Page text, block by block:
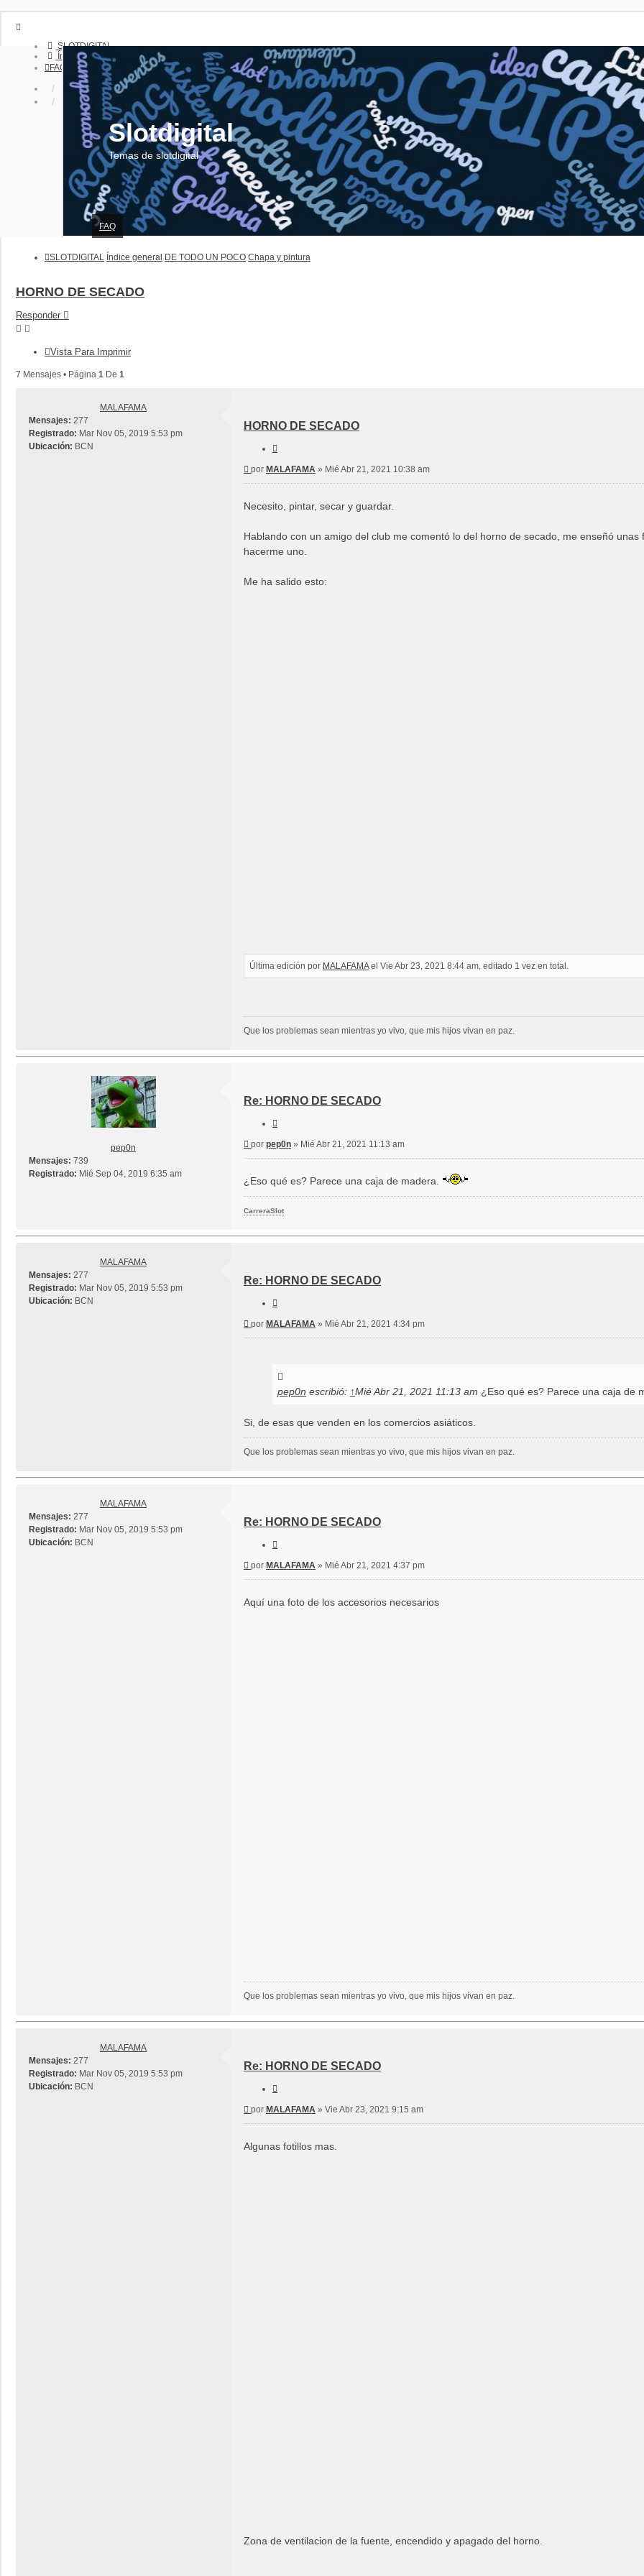
SLOTDIGITAL
Índice general
FAQ
Identificarse
Registrarse
Slotdigital
Temas de slotdigital
FAQ
SLOTDIGITAL Índice general DE TODO UN POCO Chapa y pintura
HORNO DE SECADO
Responder
Vista Para Imprimir
7 Mensajes • Página 1 De 1
MALAFAMA
Mensajes: 277
Registrado: Mar Nov 05, 2019 5:53 pm
Ubicación: BCN
HORNO DE SECADO
Mensaje
por MALAFAMA » Mié Abr 21, 2021 10:38 am
Necesito, pintar, secar y guardar.
Hablando con un amigo del club me comentó lo del horno de secado, me enseñó
hacerme uno.
Me ha salido esto:
Última edición por MALAFAMAel Vie Abr 23, 2021 8:44 am, editado 1 vez en total.
Que los problemas sean mientras yo vivo, que mis hijos vivan en paz.
pep0n
Mensajes: 739
Registrado: Mié Sep 04, 2019 6:35 am
Re: HORNO DE SECADO
Mensaje
por pep0n » Mié Abr 21, 2021 11:13 am
¿Eso qué es? Parece una caja de madera.
CarreraSlot
MALAFAMA
Mensajes: 277
Registrado: Mar Nov 05, 2019 5:53 pm
Ubicación: BCN
Re: HORNO DE SECADO
Mensaje
por MALAFAMA » Mié Abr 21, 2021 4:34 pm
pep0n escribió: ↑Mié Abr 21, 2021 11:13 am ¿Eso qué es? Parece una caja de
Si, de esas que venden en los comercios asiáticos.
Que los problemas sean mientras yo vivo, que mis hijos vivan en paz.
MALAFAMA
Mensajes: 277
Registrado: Mar Nov 05, 2019 5:53 pm
Ubicación: BCN
Re: HORNO DE SECADO
Mensaje
por MALAFAMA » Mié Abr 21, 2021 4:37 pm
Aquí una foto de los accesorios necesarios
Que los problemas sean mientras yo vivo, que mis hijos vivan en paz.
MALAFAMA
Mensajes: 277
Registrado: Mar Nov 05, 2019 5:53 pm
Ubicación: BCN
Re: HORNO DE SECADO
Mensaje
por MALAFAMA » Vie Abr 23, 2021 9:15 am
Algunas fotillos mas.
Zona de ventilacion de la fuente, encendido y apagado del horno.